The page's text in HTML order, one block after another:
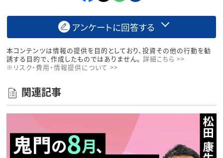
アンケートに回答する
本コンテンツは情報の提供を目的としており、投資その他の行動を勧
誘する目的で、作成したものではありません。 詳細こちら >>
※リスク・費用・情報提供について >>
関連記事